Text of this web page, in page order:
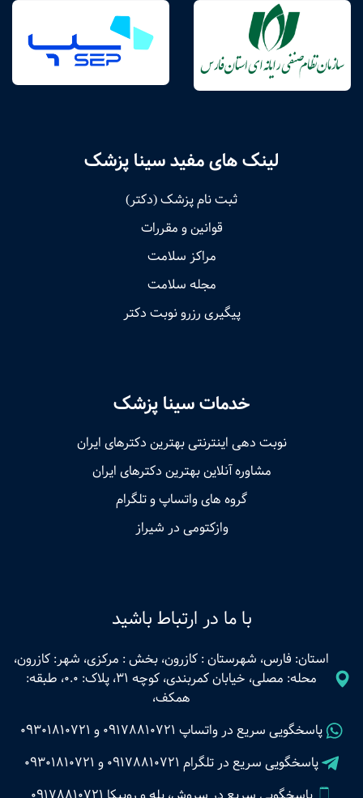
لینک های مفید سینا پزشک
ثبت نام پزشک (دکتر)
قوانین و مقررات
مراکز سلامت
مجله سلامت
پیگیری رزرو نوبت دکتر
خدمات سینا پزشک
نوبت‌ دهی اینترنتی بهترین دکترهای ایران
مشاوره آنلاین بهترین دکترهای ایران
گروه های واتساپ و تلگرام
وازکتومی در شیراز
با ما در ارتباط باشید
استان: فارس، شهرستان : کازرون، بخش : مرکزی، شهر: کازرون،
محله: مصلی، خیابان کمربندی، کوچه 31، پلاک: 0.0، طبقه:
همکف،
پاسخگویی سریع در واتساپ 09178810721 و 09301810721
پاسخگویی سریع در تلگرام 09178810721 و 09301810721